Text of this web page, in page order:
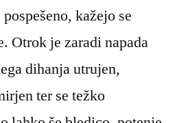
kažejo se
Otrok je zaradi napada
dihanja utrujen,
ter se težko